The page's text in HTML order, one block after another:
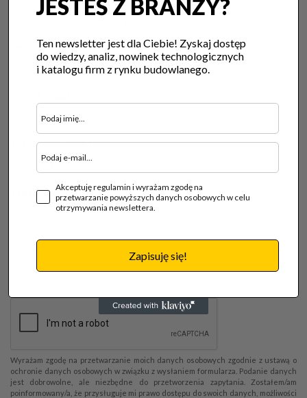
więcej szczegółów?
Skorzystaj z formularza kontatowego poniżej:
Imię i Nazwisko
Telefon kontaktowy
Treść wiadomości
Wyrażam zgodę na przetwarzanie moich danych osobowych zgodnie z ustawą o
ochronie danych osobowych w związku z wysłaniem formularza. Podanie danych
jest dobrowolne, ale niezbędne do przetworzenia zapytania. Zostałem/am
poinformowany/a, że przysługuje mi prawo dostępu do swoich danych, możliwości
JESTEŚ Z BRANŻY?
Ten newsletter jest dla Ciebie! Zyskaj dostęp
do wiedzy, analiz, nowinek technologicznych
i katalogu firm z rynku budowlanego.
Akceptuję regulamin i wyrażam zgodę na
przetwarzanie powyższych danych osobowych w celu
otrzymywania newslettera.
Zapisuję się!